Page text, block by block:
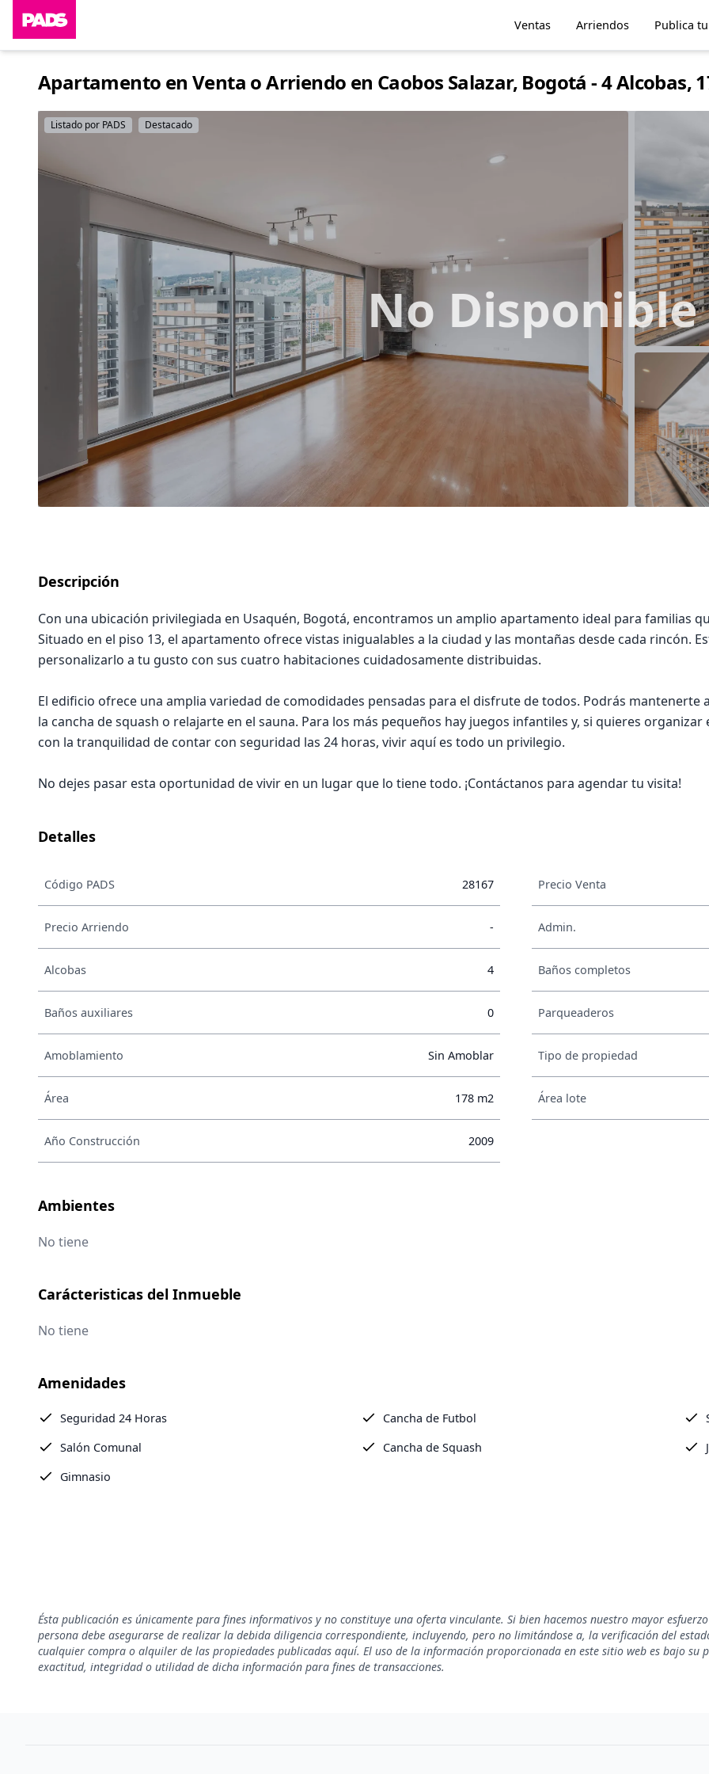
Ventas Arriendos Publica
Apartamento en Venta o Arriendo en Caobos Salazar, Bogotá - 4 Alcobas,
No Disponible
Listado por PADS Destacado
Descripción
Con una ubicación privilegiada en Usaquén, Bogotá, encontramos un amplio apartamento ideal para familias
Situado en el piso 13, el apartamento ofrece vistas inigualables a la ciudad y las montañas desde cada rincón.
personalizarlo a tu gusto con sus cuatro habitaciones cuidadosamente distribuidas.
El edificio ofrece una amplia variedad de comodidades pensadas para el disfrute de todos. Podrás mantenerte
la cancha de squash o relajarte en el sauna. Para los más pequeños hay juegos infantiles y, si quieres
con la tranquilidad de contar con seguridad las 24 horas, vivir aquí es todo un privilegio.
No dejes pasar esta oportunidad de vivir en un lugar que lo tiene todo. ¡Contáctanos para agendar tu visita!
Detalles
Código PADS 28167 Precio Venta
Precio Arriendo - Admin.
Alcobas 4 Baños completos
Baños auxiliares 0 Parqueaderos
Amoblamiento Sin Amoblar Tipo de propiedad
Área 178 m2 Área lote
Año Construcción 2009
Ambientes
No tiene
Carácteristicas del Inmueble
No tiene
Amenidades
Seguridad 24 Horas Cancha de Futbol
Salón Comunal
Cancha de Squash
Gimnasio
Ésta publicación es únicamente para fines informativos y no constituye una oferta vinculante. Si bien hacemos nuestro mayor
persona debe asegurarse de realizar la debida diligencia correspondiente, incluyendo, pero no limitándose a, la verificación del
cualquier compra o alquiler de las propiedades publicadas aquí. El uso de la información proporcionada en este sitio web es bajo
exactitud, integridad o utilidad de dicha información para fines de transacciones.